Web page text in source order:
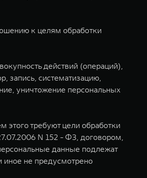
к целям обработки
действий (операций),
запись, систематизацию,
уничтожение персональных
требуют цели обработки
N 152 - ФЗ, договором,
данные подлежат
иное не предусмотрено